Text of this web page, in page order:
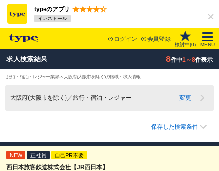
typeのアプリ
インストール
ログイン 会員登録
検討中(0) MENU
求人検索結果 8件中1～8件表示
旅行・宿泊・レジャー業界 × 大阪府(大阪市を除く)の転職・求人情報
大阪府(大阪市を除く)／旅行・宿泊・レジャー 変更
保存した検索条件
NEW 正社員 自己PR不要
西日本旅客鉄道株式会社【JR西日本】